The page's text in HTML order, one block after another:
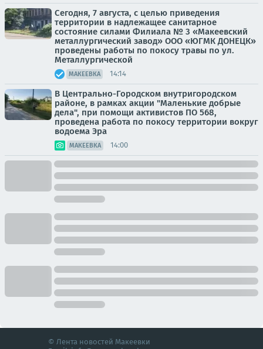
Сегодня, 7 августа, с целью приведения
территории в надлежащее санитарное
состояние силами Филиала № 3 «Макеевский
металлургический завод» ООО «ЮГМК ДОНЕЦК»
проведены работы по покосу травы по ул.
Металлургической
МАКЕЕВКА 14:14
В Центрально-Городском внутригородском
районе, в рамках акции "Маленькие добрые
дела", при помощи активистов ПО 568,
проведена работа по покосу территории вокруг
водоема Эра
МАКЕЕВКА 14:00
© Лента новостей Макеевки